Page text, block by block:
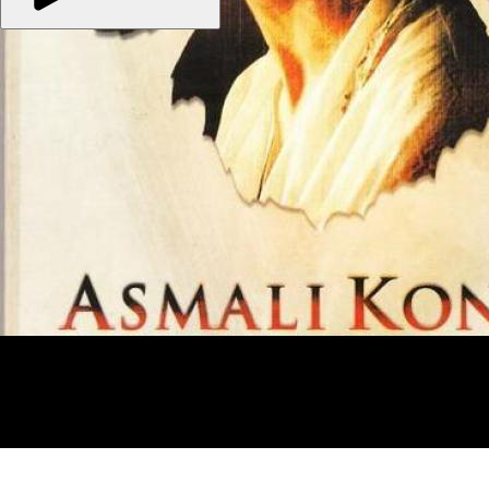
Copyright © 2026kino-dom.space. Все права защищены.